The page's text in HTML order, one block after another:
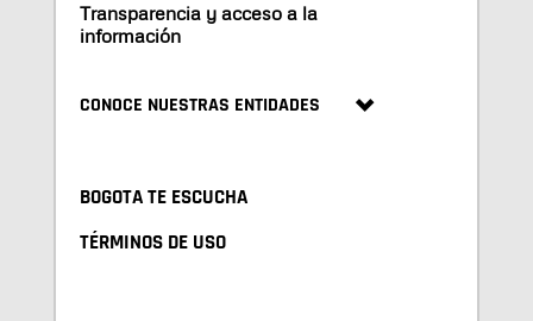
Transparencia y acceso a la
información
CONOCE NUESTRAS ENTIDADES
BOGOTA TE ESCUCHA
TÉRMINOS DE USO